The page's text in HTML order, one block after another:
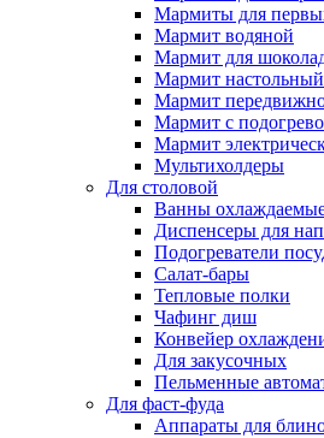
Мармиты для
Мармит водяной
Мармит для
Мармит настольный
Мармит
Мармит с
Мармит
Мультихолдеры
Для столовой
Ванны
Диспенсеры для
Подогреватели
Салат-бары
Тепловые полки
Чафинг диш
Конвейер
Для закусочных
Пельменные
Для фаст-фуда
Аппараты для